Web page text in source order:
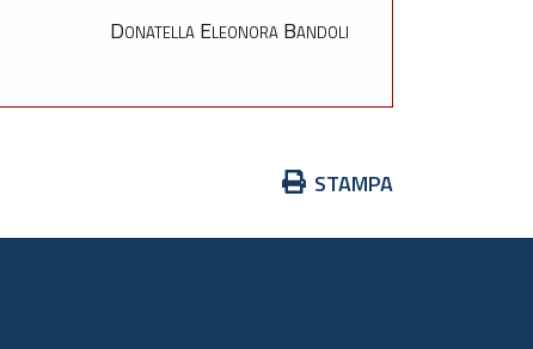
Donatella Eleonora Bandoli
Azioni
documento
STAMPA